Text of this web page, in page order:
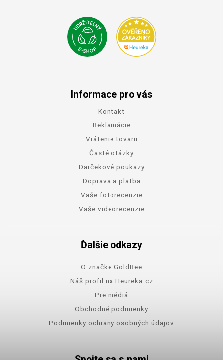
Informace pro vás
Kontakt
Reklamácie
Vrátenie tovaru
Časté otázky
Darčekové poukazy
Doprava a platba
Vaše fotorecenzie
Vaše videorecenzie
Ďalšie odkazy
O značke GoldBee
Náš profil na Heureka.cz
Pre médiá
Obchodné podmienky
Podmienky ochrany osobných údajov